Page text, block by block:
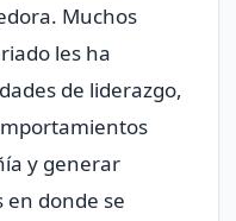
Muchos
les ha
de liderazgo,
y generar
en donde se